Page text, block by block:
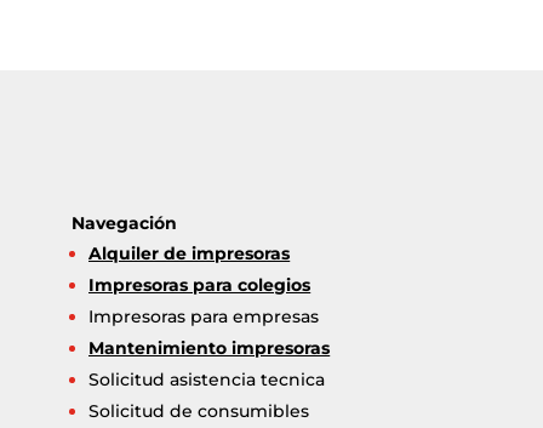
Navegación
Alquiler de impresoras
Impresoras para colegios
Impresoras para empresas
Mantenimiento impresoras
Solicitud asistencia tecnica
Solicitud de consumibles